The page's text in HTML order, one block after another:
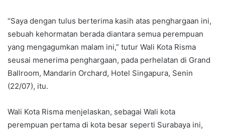
“Saya dengan tulus berterima kasih atas penghargaan ini,
sebuah kehormatan berada diantara semua perempuan
yang mengagumkan malam ini,” tutur Wali Kota Risma
seusai menerima penghargaan, pada perhelatan di Grand
Ballroom, Mandarin Orchard, Hotel Singapura, Senin
(22/07), itu.
Wali Kota Risma menjelaskan, sebagai Wali kota
perempuan pertama di kota besar seperti Surabaya ini,